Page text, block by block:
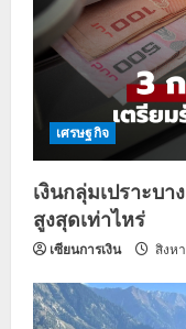
เศรษฐกิจ
เงินกลุ่มเปราะบ
สูงสุดเท่าไหร่
เซียนการเงิน สิงห